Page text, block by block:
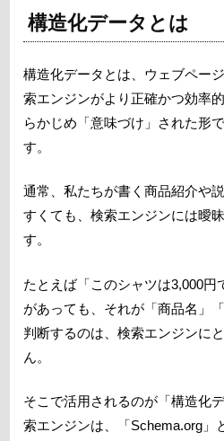
構造化データとは
構造化データとは、ウェブペー
索エンジンがより正確かつ効率
らかじめ「意味づけ」された形
す。
通常、私たちが書く商品紹介や
すくても、検索エンジンには曖
す。
たとえば「このシャツは3,000円
があっても、それが「商品名」
判断するのは、検索エンジンに
ん。
そこで活用されるのが「構造化
索エンジンは、「Schema.org」